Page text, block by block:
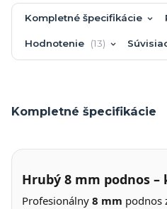
Kompletné špecifikácie
Hodnotenie 13
Kompletné špecifikácie
Hrubý 8 mm podnos
Profesionálny 8 mm podnos